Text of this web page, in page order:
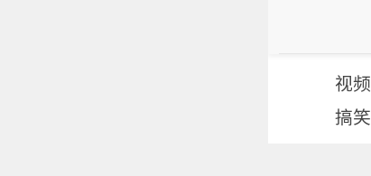
视频
搞笑